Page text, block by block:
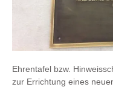
Ehrentafel bzw.
zur Errichtung eines